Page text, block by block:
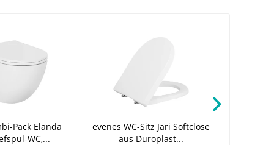
Pack Elanda
WC,...
evenes WC-Sitz Jari Softclose
aus Duroplast...